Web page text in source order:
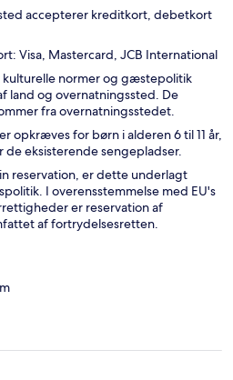
accepterer kreditkort, debetkort
Visa, Mastercard, JCB International
normer og gæstepolitik
land og overnatningssted. De
fra overnatningsstedet.
opkræves for børn i alderen 6 til 11 år,
de eksisterende sengepladser.
reservation, er dette underlagt
I overensstemmelse med EU's
er reservation af
af fortrydelsesretten.